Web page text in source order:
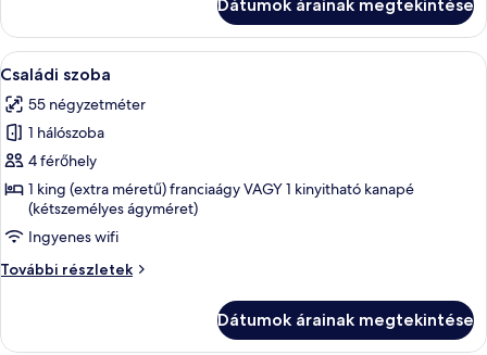
részletei
Dátumok árainak megtekintése
A
következő
szoba
összes
képének
megtekintése:
Családi
szoba
Egy szállodai szoba, melynek fából
28
Családi szoba
55 négyzetméter
1 hálószoba
4 férőhely
1 king (extra méretű) franciaágy VAGY 1 kinyitható kanapé
(kétszemélyes ágyméret)
Ingyenes wifi
További részletek
Családi
Dátumok árainak megtekintése